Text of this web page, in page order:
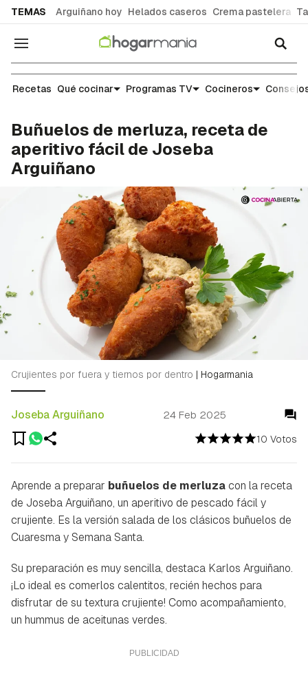
TEMAS Arguiñano hoy Helados caseros Crema pastelera
Navegación
Recetas
Recetas Qué cocinar Programas TV Cocineros
Buñuelos de merluza, receta de
aperitivo fácil de Joseba
Arguiñano
10 Votos
Joseba Arguiñano 24 Feb 2025
Crujientes por fuera y tiernos por dentro | Hogarmania
Aprende a preparar buñuelos de merluzacon la receta
de Joseba Arguiñano, un aperitivo de pescado fácil y
crujiente. Es la versión salada de los clásicos buñuelos de
Cuaresma y Semana Santa.
Su preparación es muy sencilla, destaca Karlos Arguiñano.
¡Lo ideal es comerlos calentitos, recién hechos para
disfrutar de su textura crujiente! Como acompañamiento,
un hummus de aceitunas verdes.